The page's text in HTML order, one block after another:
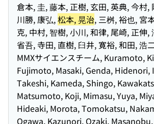
倉本, 圭, 藤本, 正樹, 玄田, 英典, 今村,
川勝, 康弘,松本, 晃治, 三桝, 裕也, 宮
克, 中村, 智樹, 小川, 和律, 尾崎, 正伸,
省吾, 寺田, 直樹, 臼井, 寛裕, 和田, 浩
MMXサイエンスチーム, Kuramoto,
Fujimoto, Masaki, Genda, Hidenori,
Takeshi, Kameda, Shingo,
Matsumoto, Koji, Mimasu, Yuya,
Hideaki, Morota, Tomokatsu,
Ogawa, Kazunori, Ozaki,